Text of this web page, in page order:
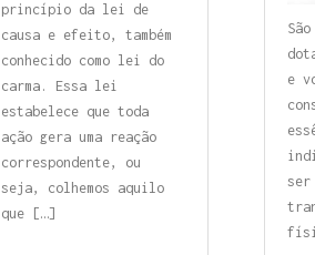
princípio da lei de
causa e efeito, também
conhecido como lei do
carma. Essa lei
estabelece que toda
ação gera uma reação
correspondente, ou
seja, colhemos aquilo
que […]
e
ser